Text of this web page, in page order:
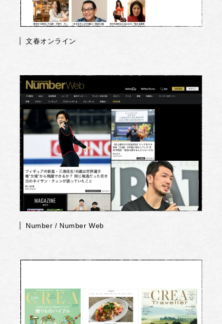
文春オンライン
Number / Number Web